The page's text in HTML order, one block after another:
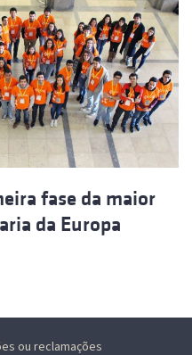
fase da maior
da Europa
ou reclamações